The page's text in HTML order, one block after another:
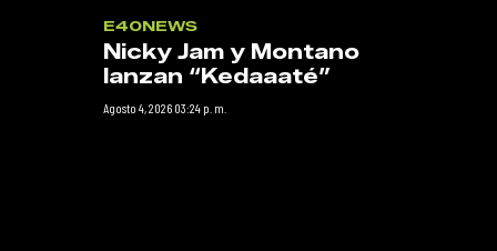
E40NEWS
Nicky Jam y Montano
lanzan “Kedaaaté”
Agosto 4, 2026 03:24 p. m.